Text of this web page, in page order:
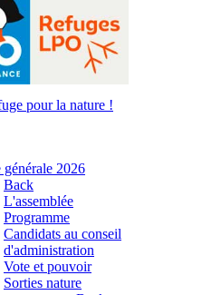
pour la nature !
générale 2026
Back
L'assemblée
Programme
Candidats au conseil
d'administration
Vote et pouvoir
Sorties nature